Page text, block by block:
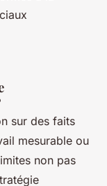
sur des faits
mesurable ou
non pas